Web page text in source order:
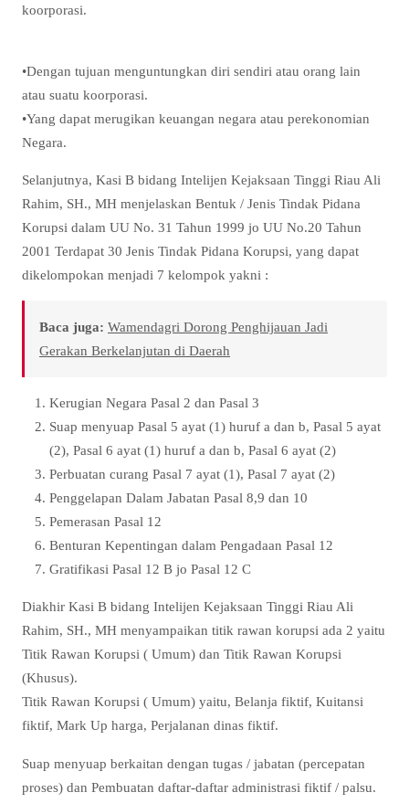
koorporasi.
•Dengan tujuan menguntungkan diri sendiri atau orang lain
atau suatu koorporasi.
•Yang dapat merugikan keuangan negara atau perekonomian
Negara.
Selanjutnya, Kasi B bidang Intelijen Kejaksaan Tinggi Riau Ali
Rahim, SH., MH menjelaskan Bentuk / Jenis Tindak Pidana
Korupsi dalam UU No. 31 Tahun 1999 jo UU No.20 Tahun
2001 Terdapat 30 Jenis Tindak Pidana Korupsi, yang dapat
dikelompokan menjadi 7 kelompok yakni :
Baca juga: Wamendagri Dorong Penghijauan Jadi
Gerakan Berkelanjutan di Daerah
Kerugian Negara Pasal 2 dan Pasal 3
Suap menyuap Pasal 5 ayat (1) huruf a dan b, Pasal 5 ayat
(2), Pasal 6 ayat (1) huruf a dan b, Pasal 6 ayat (2)
Perbuatan curang Pasal 7 ayat (1), Pasal 7 ayat (2)
Penggelapan Dalam Jabatan Pasal 8,9 dan 10
Pemerasan Pasal 12
Benturan Kepentingan dalam Pengadaan Pasal 12
Gratifikasi Pasal 12 B jo Pasal 12 C
Diakhir Kasi B bidang Intelijen Kejaksaan Tinggi Riau Ali
Rahim, SH., MH menyampaikan titik rawan korupsi ada 2 yaitu
Titik Rawan Korupsi ( Umum) dan Titik Rawan Korupsi
(Khusus).
Titik Rawan Korupsi ( Umum) yaitu, Belanja fiktif, Kuitansi
fiktif, Mark Up harga, Perjalanan dinas fiktif.
Suap menyuap berkaitan dengan tugas / jabatan (percepatan
proses) dan Pembuatan daftar-daftar administrasi fiktif / palsu.